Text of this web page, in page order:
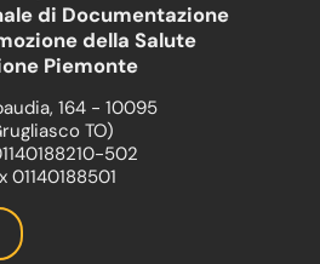
di Documentazione
della Salute
Piemonte
164 - 10095
TO)
502
01140188501